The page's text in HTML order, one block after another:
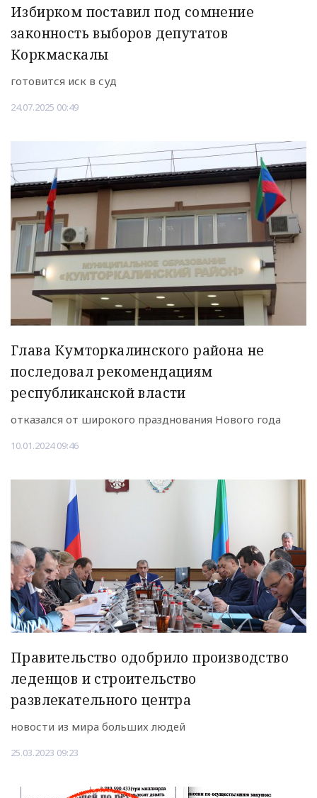
Избирком поставил под сомнение
законность выборов депутатов
Коркмаскалы
готовится иск в суд
24.07.2025 00:49
Глава Кумторкалинского района не
последовал рекомендациям
республиканской власти
отказался от широкого празднования Нового года
10.01.2024 09:46
Правительство одобрило производство
леденцов и строительство
развлекательного центра
новости из мира больших людей
25.03.2023 09:23